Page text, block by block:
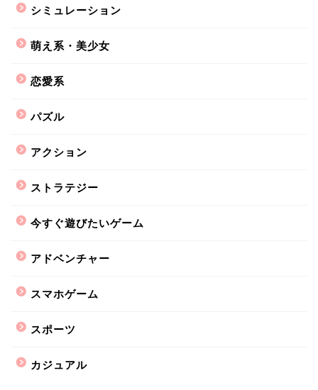
シミュレーション
萌え系・美少女
恋愛系
パズル
アクション
ストラテジー
今すぐ遊びたいゲーム
アドベンチャー
スマホゲーム
スポーツ
カジュアル